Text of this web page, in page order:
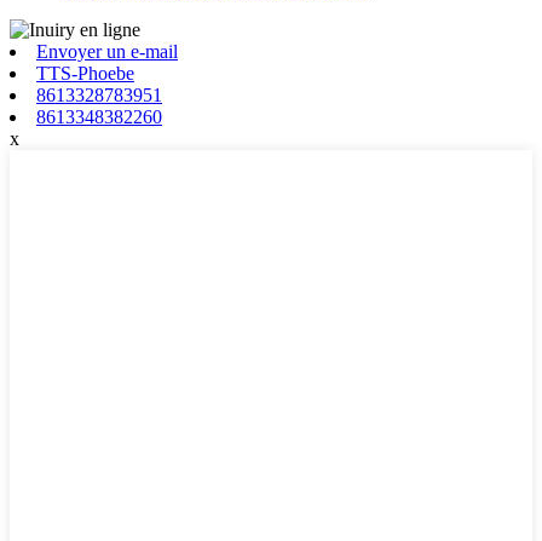
Envoyer un e-mail
TTS-Phoebe
8613328783951
8613348382260
x